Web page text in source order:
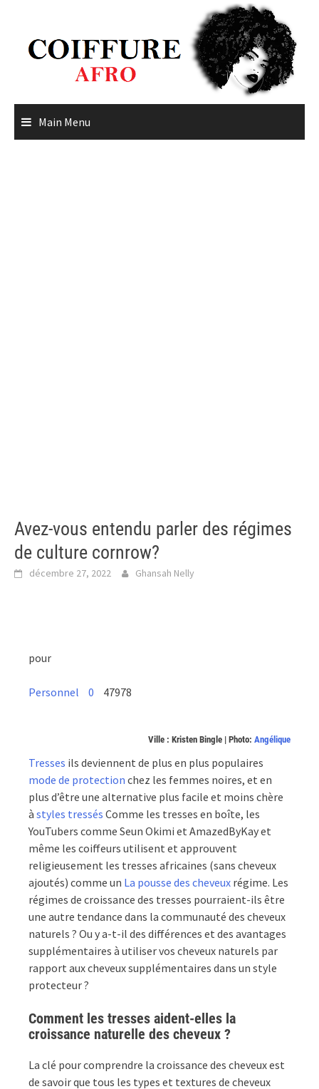
content
Main Menu
Avez-vous entendu parler des régimes
de culture cornrow?
décembre 27, 2022 Ghansah Nelly
pour
Personnel 0 47978
Ville : Kristen Bingle | Photo: Angélique
Tresses ils deviennent de plus en plus populaires
mode de protection chez les femmes noires, et en
plus d’être une alternative plus facile et moins chère
à styles tressés Comme les tresses en boîte, les
YouTubers comme Seun Okimi et AmazedByKay et
même les coiffeurs utilisent et approuvent
religieusement les tresses africaines (sans cheveux
ajoutés) comme un La pousse des cheveux régime. Les
régimes de croissance des tresses pourraient-ils être
une autre tendance dans la communauté des cheveux
naturels ? Ou y a-t-il des différences et des avantages
supplémentaires à utiliser vos cheveux naturels par
rapport aux cheveux supplémentaires dans un style
protecteur ?
Comment les tresses aident-elles la
croissance naturelle des cheveux ?
La clé pour comprendre la croissance des cheveux est
de savoir que tous les types et textures de cheveux